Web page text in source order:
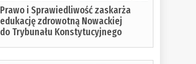
Prawo i Sprawiedliwość zaskarża
edukację zdrowotną Nowackiej
do Trybunału Konstytucyjnego